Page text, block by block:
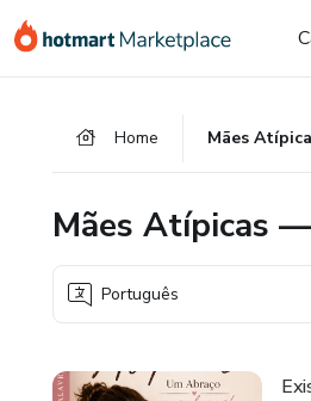
para
para
para
Home
Mães Atípicas
Português